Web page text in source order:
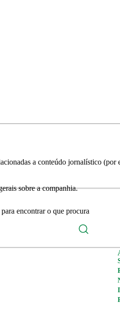
a conteúdo jornalístico
sobre a companhia.
encontrar o que procura